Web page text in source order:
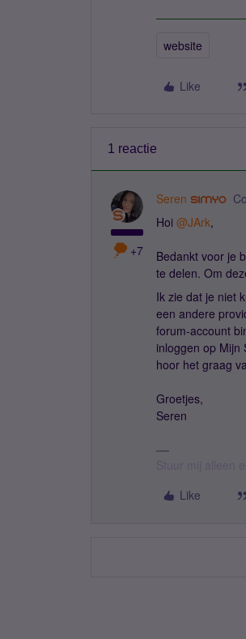
website
Like
1 reactie
+7
Seren
Hoi @JArk,
Bedankt voor je
te delen. Om
Ik zie dat je niet
een andere
forum-account
inloggen op Mijn
hoor het graag
Groetjes,
Seren
Like